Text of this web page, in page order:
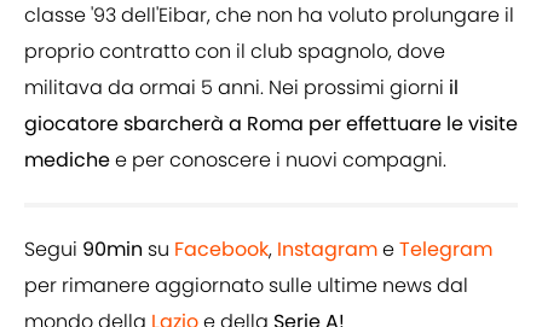
classe '93 dell'Eibar, che non ha voluto prolungare il
proprio contratto con il club spagnolo, dove
militava da ormai 5 anni. Nei prossimi giorni il
giocatore sbarcherà a Roma per effettuare le visite
medichee per conoscere i nuovi compagni.
Segui 90min su Facebook, InstagrameTelegram
per rimanere aggiornato sulle ultime news dal